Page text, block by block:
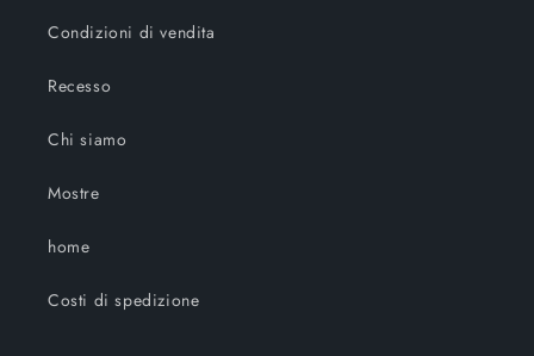
Condizioni di vendita
Recesso
Chi siamo
Mostre
home
Costi di spedizione